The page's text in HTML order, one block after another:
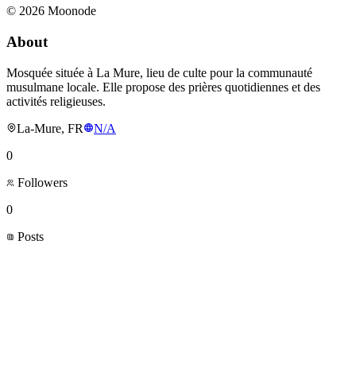
© 2026 Moonode
About
Mosquée située à La Mure, lieu de culte pour la communauté
musulmane locale. Elle propose des prières quotidiennes et des
activités religieuses.
La-Mure, FR
N/A
0
Followers
0
Posts